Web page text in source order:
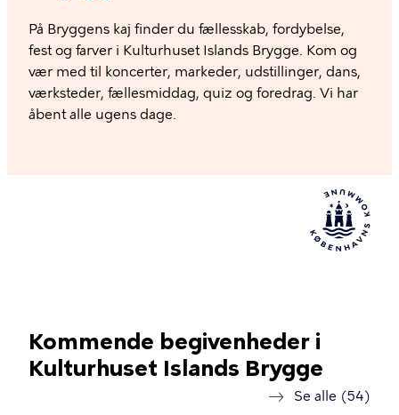
På Bryggens kaj finder du fællesskab, fordybelse,
fest og farver i Kulturhuset Islands Brygge. Kom og
vær med til koncerter, markeder, udstillinger, dans,
værksteder, fællesmiddag, quiz og foredrag. Vi har
åbent alle ugens dage.
Kommende begivenheder i
Kulturhuset Islands Brygge
Se alle (54)